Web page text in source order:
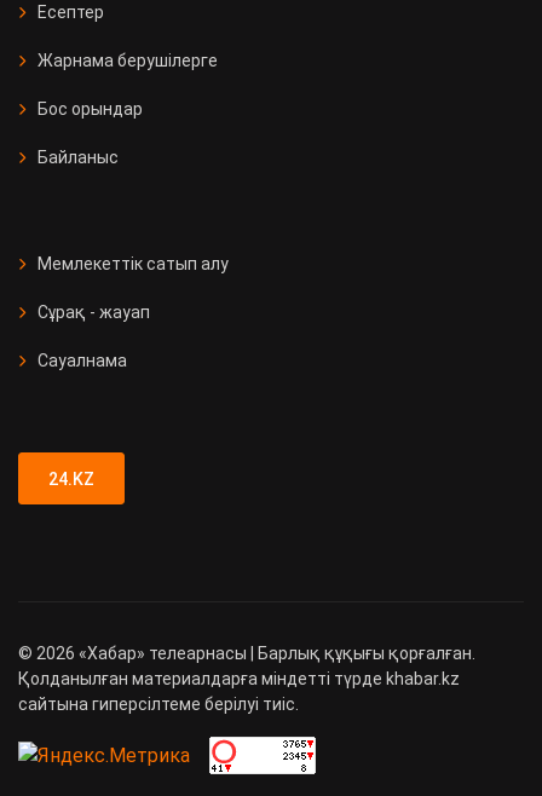
Есептер
Жарнама берушілерге
Бос орындар
Байланыс
Мемлекеттік сатып алу
Сұрақ - жауап
Сауалнама
24.KZ
© 2026 «Хабар» телеарнасы | Барлық құқығы қорғалған.
Қолданылған материалдарға міндетті түрде khabar.kz
сайтына гиперсілтеме берілуі тиіс.